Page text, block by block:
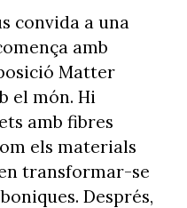
convida a una
amb
Matter
el món. Hi
amb fibres
els materials
transformar-se
Després,